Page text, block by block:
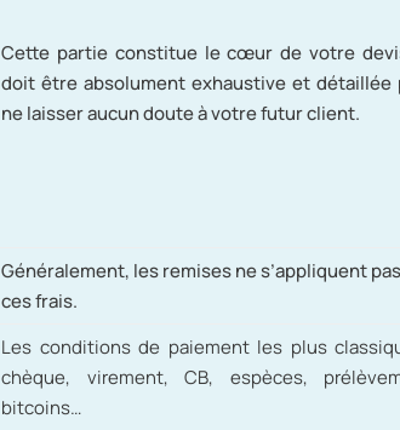
Cette partie constitue le cœur de votre
doit être absolument exhaustive et détaillée
ne laisser aucun doute à votre futur client.
Généralement, les remises ne s’appliquent
ces frais.
Les conditions de paiement les plus
chèque, virement, CB, espèces,
bitcoins…